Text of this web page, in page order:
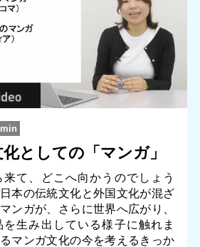
としての「マンガ」
て、どこへ向かうのでしょう
本の伝統文化と外国文化が混ざ
ンガが、さらに世界へ広がり、
生み出している様子に触れま
マンガ文化の今を考えるきっか